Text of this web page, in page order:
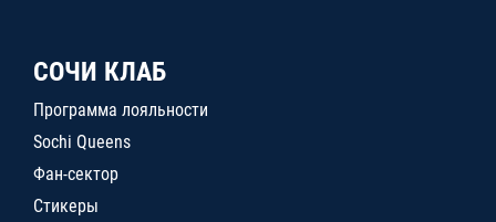
СОЧИ КЛАБ
Программа лояльности
Sochi Queens
Фан-сектор
Стикеры